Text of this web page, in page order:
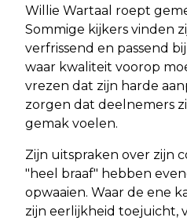
Willie Wartaal roept
Sommige kijkers vinden
verfrissend en passend
waar kwaliteit voorop
vrezen dat zijn harde
zorgen dat deelnemers
gemak voelen.
Zijn uitspraken over zijn
"heel braaf" hebben
opwaaien. Waar de ene
zijn eerlijkheid toejuicht,